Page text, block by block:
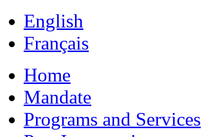
English
Français
Home
Mandate
Programs and Services